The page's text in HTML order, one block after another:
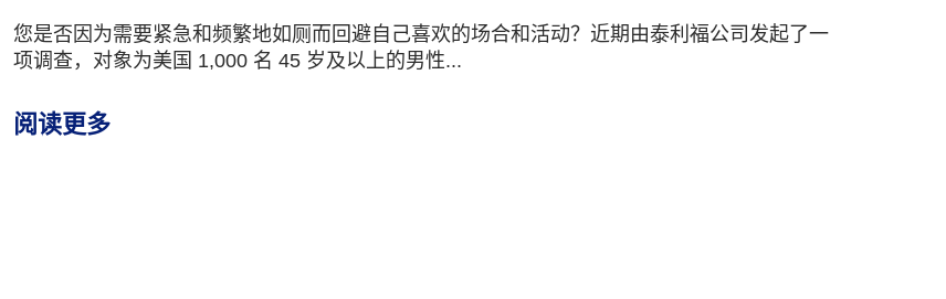
您是否因为需要紧急和频繁地如厕而回避自己喜欢的场合和活动？近期由泰利福公司发起了一
项调查，对象为美国 1,000 名 45 岁及以上的男性...
阅读更多